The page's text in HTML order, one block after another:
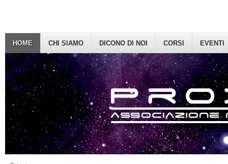
HOME CHI SIAMO DICONO DI NOI CORSI EVENTI